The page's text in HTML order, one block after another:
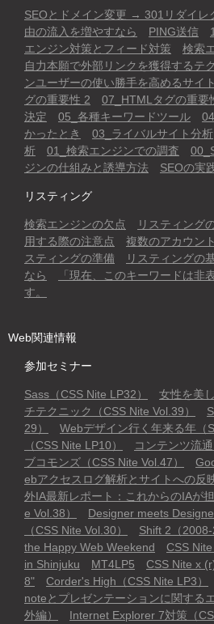
SEOとドメイン変更 → 301リダイレ
由の流入を増やすなら
PING送信
エンジン対策とフィード対策
検索
自力本願で外部リンクを獲得するテ
ンユーザーの使い勝手を高めるサイ
グの重要性 2
07_HTMLタグの重要
決定
05_各種キーワードツール
かったとき
03_ライバルサイト分析
析
01_検索エンジンでの調査
ジンの仕組みと誘導方法
SEOの実
リスティング
検索エンジンの欠点 リスティング
用する際の注意点
複数のアカウン
スティングの準備
リスティングの
なら
「現在、このキーワードは非
す。
Web関連情報
参加セミナー
Sass（CSS Nite LP32）
女性を美
チテクニック（CSS Nite Vol.39）
29）
Webデザイン行く年来る年（
（CSS Nite LP10）
コンテンツ流
ブコモンズ（CSS Nite Vol.47）
ebアクセスログ解析とサイトへの反
外IA最新レポート：これからのIAが
e Vol.38）
Designer meets
（CSS Nite Vol.30）
Shift 2（2008-
the Happy Web Weekend
CSS
in Shinjuku
MT4LP5
CSS Nite x
8"
Corder's High（CSS Nite LP3）
noteとプレゼンテーションに関する
外編）
Internet Explorer 7対策（